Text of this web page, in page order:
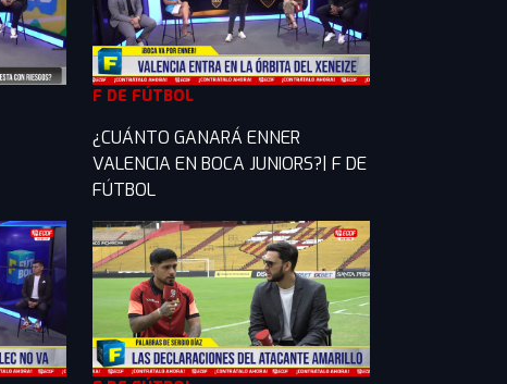
F DE FÚTBOL
¿CUÁNTO GANARÁ ENNER
VALENCIA EN BOCA JUNIORS?| F DE
FÚTBOL